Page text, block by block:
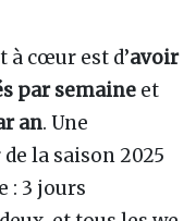
cœur est d’avoir
par semaine et
an. Une
la saison 2025
: 3 jours